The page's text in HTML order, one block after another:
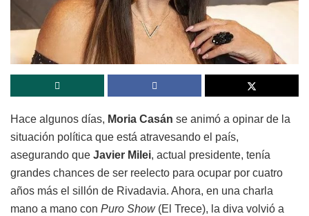
Hace algunos días, Moria Casán se animó a opinar de la
situación política que está atravesando el país,
asegurando que Javier Milei, actual presidente, tenía
grandes chances de ser reelecto para ocupar por cuatro
años más el sillón de Rivadavia. Ahora, en una charla
mano a mano con Puro Show(El Trece), la diva volvió a